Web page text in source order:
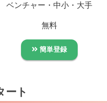
ベンチャー・中小・大手
無料
簡単登録
ート